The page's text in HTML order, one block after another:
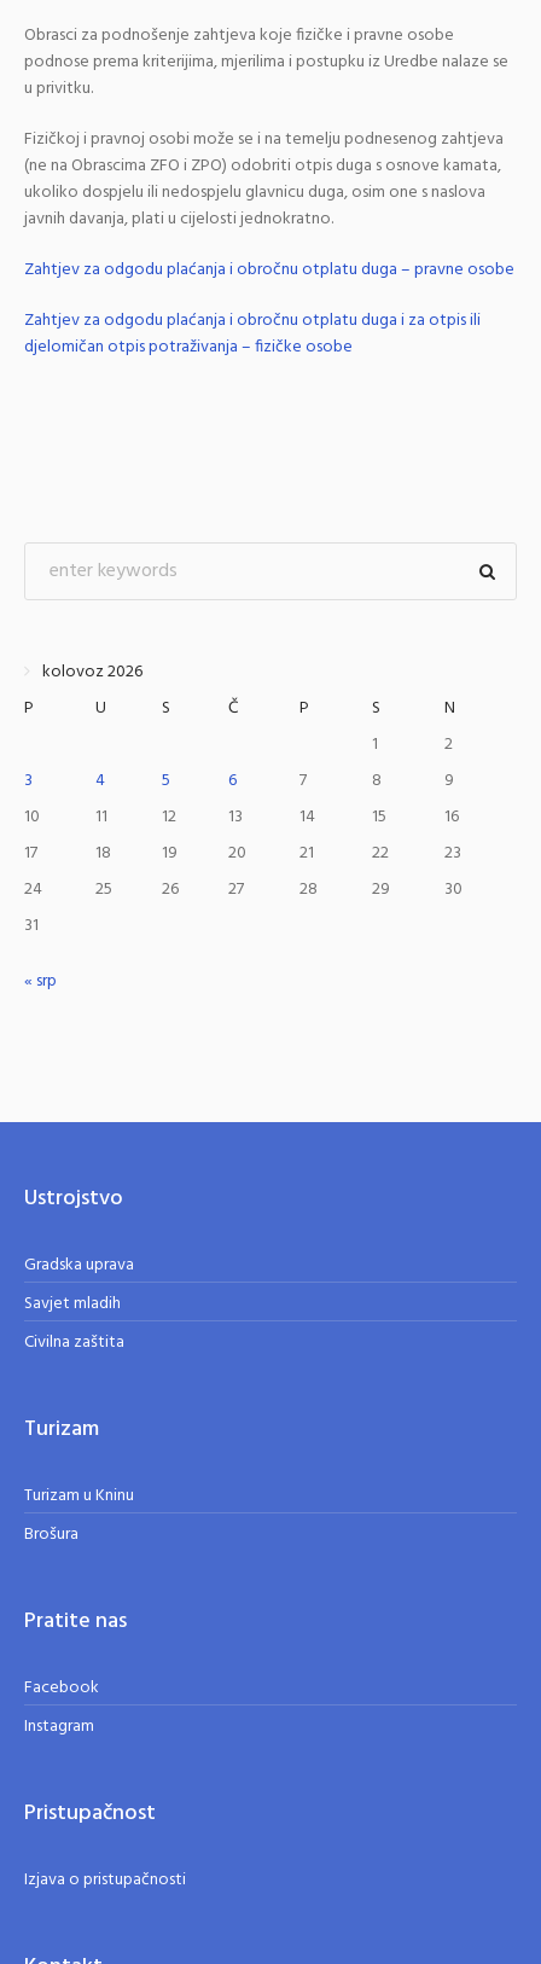
Obrasci za podnošenje zahtjeva koje fizičke i pravne osobe
podnose prema kriterijima, mjerilima i postupku iz Uredbe nalaze se
u privitku.
Fizičkoj i pravnoj osobi može se i na temelju podnesenog zahtjeva
(ne na Obrascima ZFO i ZPO) odobriti otpis duga s osnove kamata,
ukoliko dospjelu ili nedospjelu glavnicu duga, osim one s naslova
javnih davanja, plati u cijelosti jednokratno.
Zahtjev za odgodu plaćanja i obročnu otplatu duga – pravne osobe
Zahtjev za odgodu plaćanja i obročnu otplatu duga i za otpis ili
djelomičan otpis potraživanja – fizičke osobe
kolovoz 2026
P
U S Č P S
N
1
2
3
4 5 6 7 8
9
10
11 12 13 14 15
16
17
18 19 20 21 22
23
24
25 26 27 28 29
30
31
« srp
Ustrojstvo
Gradska uprava
Savjet mladih
Civilna zaštita
Turizam
Turizam u Kninu
Brošura
Pratite nas
Facebook
Instagram
Pristupačnost
Izjava o pristupačnosti